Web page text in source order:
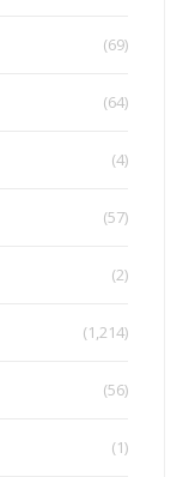
(69)
(64)
(4)
(57)
(2)
(1,214)
(56)
(1)